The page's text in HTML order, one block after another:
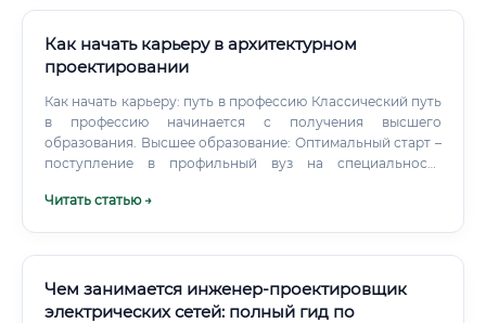
Как начать карьеру в архитектурном
проектировании
Как начать карьеру: путь в профессию Классический путь
в профессию начинается с получения высшего
образования. Высшее образование: Оптимальный старт –
поступление в профильный вуз на специальность
длится 5-6 лет (специалитет или бакалавриат +
Читать статью →
Чем занимается инженер-проектировщик
электрических сетей: полный гид по